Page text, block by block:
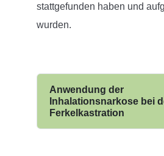
stattgefunden haben und
wurden.
Anwendung der
Inhalationsnarkose bei
Ferkelkastration